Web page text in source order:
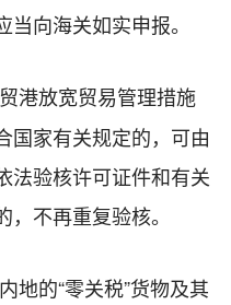
向海关如实申报。
港放宽贸易管理措施
国家有关规定的，可由
法验核许可证件和有关
不再重复验核。
地的“零关税”货物及其